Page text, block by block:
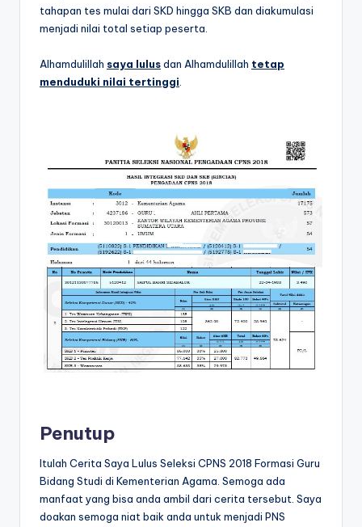
tahapan tes mulai dari SKD hingga SKB dan diakumulasi
menjadi nilai total setiap peserta.
Alhamdulillah saya lulusdan Alhamdulillah tetap
menduduki nilai tertinggi
Penutup
Itulah Cerita Saya Lulus Seleksi CPNS 2018 Formasi Guru
Bidang Studi di Kementerian Agama. Semoga ada
manfaat yang bisa anda ambil dari cerita tersebut. Saya
doakan semoga niat baik anda untuk menjadi PNS